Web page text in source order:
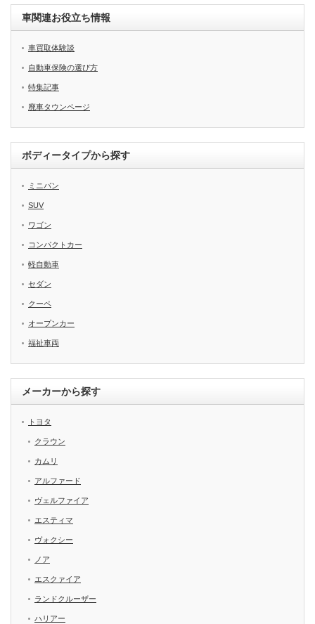
車関連お役立ち情報
車買取体験談
自動車保険の選び方
特集記事
廃車タウンページ
ボディータイプから探す
ミニバン
SUV
ワゴン
コンパクトカー
軽自動車
セダン
クーペ
オープンカー
福祉車両
メーカーから探す
トヨタ
クラウン
カムリ
アルファード
ヴェルファイア
エスティマ
ヴォクシー
ノア
エスクァイア
ランドクルーザー
ハリアー